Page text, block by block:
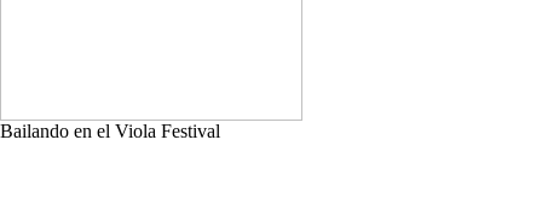
Bailando en el Viola Festival